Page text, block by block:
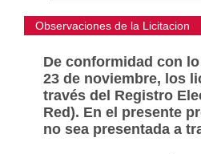
Observaciones de la Licitacion
De conformidad con
23 de noviembre, los
través del Registro
Red). En el presente
no sea presentada a